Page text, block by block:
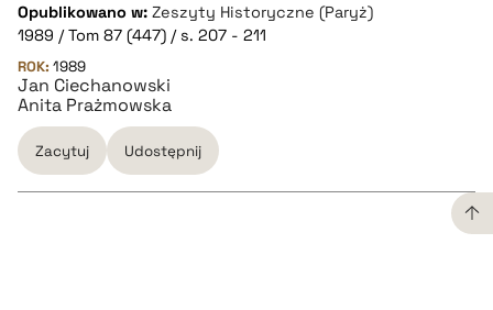
Opublikowano w: Zeszyty Historyczne (Paryż)
1989 / Tom 87 (447) / s. 207 - 211
ROK: 1989
Jan Ciechanowski
Anita Prażmowska
Zacytuj Udostępnij